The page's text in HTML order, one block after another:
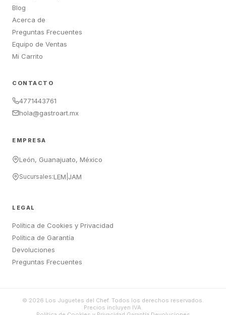
Blog
Acerca de
Preguntas Frecuentes
Equipo de Ventas
Mi Carrito
CONTACTO
4771443761
hola@gastroart.mx
EMPRESA
León, Guanajuato, México
Sucursales:LEM JAM
LEGAL
Política de Cookies y Privacidad
Política de Garantía
Devoluciones
Preguntas Frecuentes
© 2026 Los Juguetes del Chef. Todos los derechos reservados.
Precios incluyen IVA.